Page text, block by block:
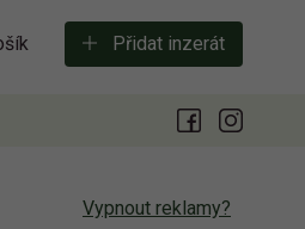
Přidat inzerát
Vypnout reklamy?